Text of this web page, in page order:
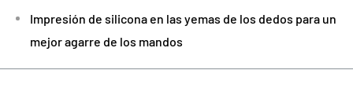
Impresión de silicona en las yemas de los dedos para un
mejor agarre de los mandos